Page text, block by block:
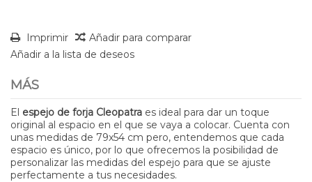
Imprimir
Añadir para comparar
Añadir a la lista de deseos
MÁS
El espejo de forja Cleopatra es ideal para dar un toque
original al espacio en el que se vaya a colocar. Cuenta con
unas medidas de 79x54 cm pero, entendemos que cada
espacio es único, por lo que ofrecemos la posibilidad de
personalizar las medidas del espejo para que se ajuste
perfectamente a tus necesidades.